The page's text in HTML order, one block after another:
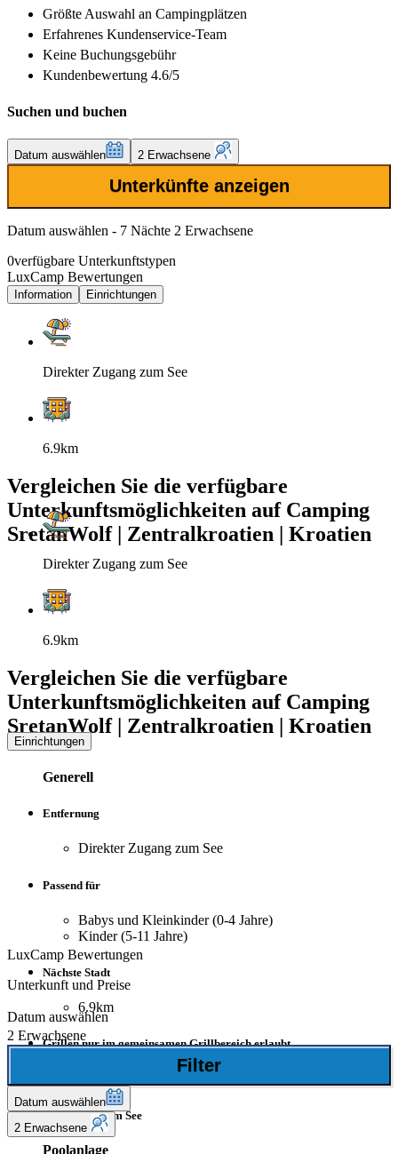
Größte Auswahl an Campingplätzen
Erfahrenes Kundenservice-Team
Keine Buchungsgebühr
Kundenbewertung 4.6/5
Suchen und buchen
Datum auswählen 2 Erwachsene
Unterkünfte anzeigen
Datum auswählen - 7 Nächte 2 Erwachsene
0verfügbare Unterkunftstypen
LuxCamp Bewertungen
Information Einrichtungen
Direkter Zugang zum See
6.9km
Vergleichen Sie die verfügbare
Unterkunftsmöglichkeiten auf Camping
SretanWolf | Zentralkroatien | Kroatien
Direkter Zugang zum See
6.9km
Vergleichen Sie die verfügbare
Unterkunftsmöglichkeiten auf Camping
SretanWolf | Zentralkroatien | Kroatien
Einrichtungen
Generell
Entfernung
Direkter Zugang zum See
Passend für
Babys und Kleinkinder (0-4 Jahre)
Kinder (5-11 Jahre)
Nächste Stadt
6.9km
Grillen nur im gemeinsamen Grillbereich erlaubt
Direkt an einem See
Poolanlage
LuxCamp Bewertungen
Unterkunft und Preise
Datum auswählen
2 Erwachsene
Filter
Datum auswählen
2 Erwachsene